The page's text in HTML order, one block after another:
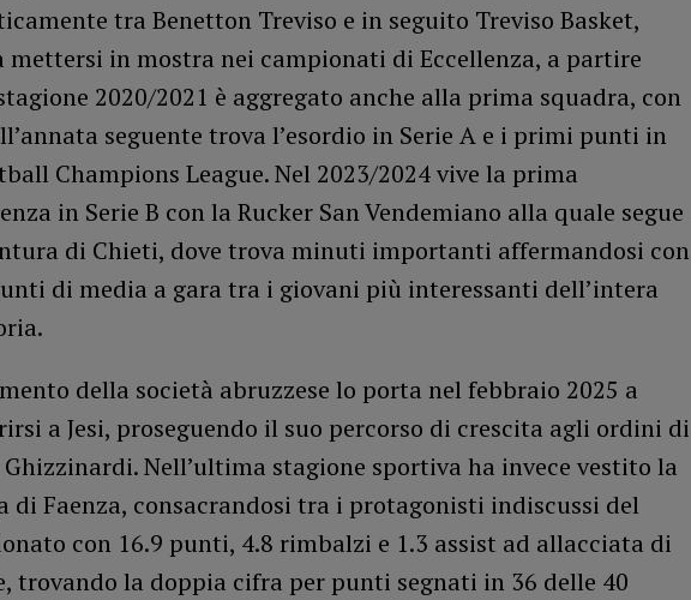
tra Benetton Treviso e in seguito Treviso Basket,
mettersi in mostra nei campionati di Eccellenza, a partire
2020/2021 è aggregato anche alla prima squadra, con
seguente trova l’esordio in Serie A e i primi punti in
Champions League. Nel 2023/2024 vive la prima
in Serie B con la Rucker San Vendemiano alla quale segue
di Chieti, dove trova minuti importanti affermandosi con
di media a gara tra i giovani più interessanti dell’intera
della società abruzzese lo porta nel febbraio 2025 a
a Jesi, proseguendo il suo percorso di crescita agli ordini di
Ghizzinardi. Nell’ultima stagione sportiva ha invece vestito la
di Faenza, consacrandosi tra i protagonisti indiscussi del
con 16.9 punti, 4.8 rimbalzi e 1.3 assist ad allacciata di
trovando la doppia cifra per punti segnati in 36 delle 40